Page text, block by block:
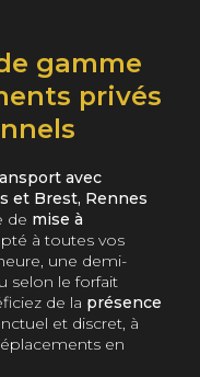
gamme
privés
avec
et Brest, Rennes
de mise à
à toutes vos
une demi-
selon le forfait
de la présence
et discret, à
en